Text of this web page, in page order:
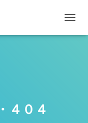
ビ
４０４